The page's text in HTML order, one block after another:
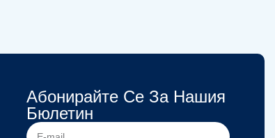
Абонирайте Се За Нашия
Бюлетин